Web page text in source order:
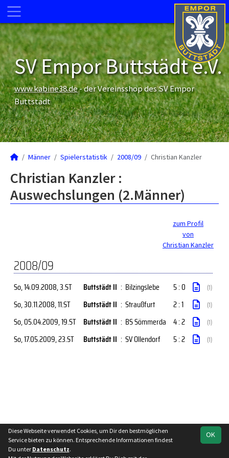
SV Empor Buttstädt e.V.
www.kabine38.de- der Vereinsshop des SV Empor
Buttstädt
Männer Spielerstatistik 2008/09 Christian Kanzler
Christian Kanzler :
Auswechslungen (2.Männer)
zum Profil
von
Christian Kanzler
2008/09
So, 14.09.2008, 3.ST Buttstädt II : Bilzingslebe 5 : 0 (1)
So, 30.11.2008, 11.ST Buttstädt II : Straußfurt 2 : 1 (1)
So, 05.04.2009, 19.ST Buttstädt II : BS Sömmerda 4 : 2 (1)
So, 17.05.2009, 23.ST Buttstädt II : SV Ollendorf 5 : 2 (1)
soccero.de OK
Diese Webseite verwendet Cookies, um Dir den bestmöglichen
Service bieten zu können. Entsprechende Informationen findest
Du unter Datenschutz.